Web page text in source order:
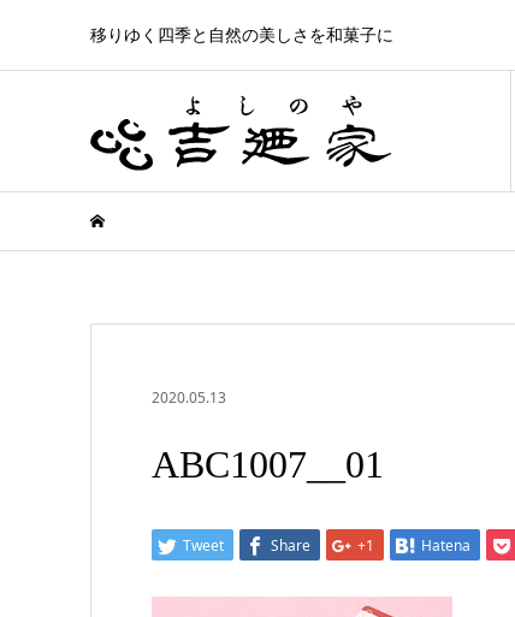
移りゆく四季と自然の美しさを和菓子に
2020.05.13
ABC1007__01
Tweet Share +1 Hatena